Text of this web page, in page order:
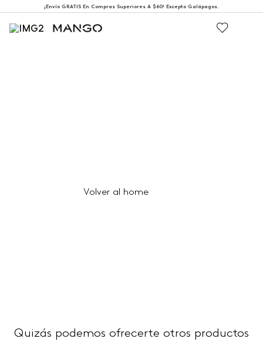
¡Envío GRATIS En Compras Superiores A $60! Excepto Galápagos.
Volver al home
Quizás podemos ofrecerte otros productos